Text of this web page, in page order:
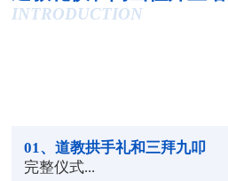
INTRODUCTION
01 、道教拱手礼和三拜九叩
完整仪式...